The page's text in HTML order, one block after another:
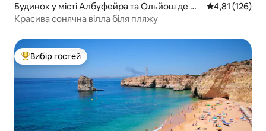
Будинок у місті Албуфейра та Ольйош де Аг
у
Середня
4,81 (126)
Красива сонячна вілла біля пляжу
Топ вибір гостей
Вибір гостей